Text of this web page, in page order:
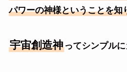
パワーの神様ということを知
宇宙創造神ってシンプル